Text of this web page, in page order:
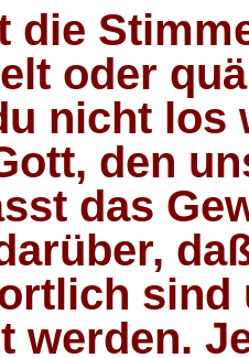
die
oder
nicht los
den
das
sind
werden.